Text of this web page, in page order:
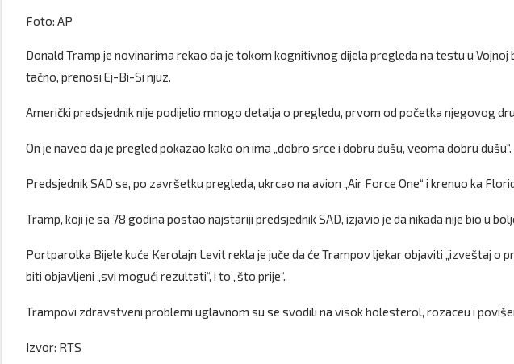
Foto: AP
Donald Tramp je novinarima rekao da je tokom kognitivnog dijela pregleda na testu u Vojnoj
tačno, prenosi Ej-Bi-Si njuz.
Američki predsjednik nije podijelio mnogo detalja o pregledu, prvom od početka njegovog
On je naveo da je pregled pokazao kako on ima „dobro srce i dobru dušu, veoma dobru dušu“.
Predsjednik SAD se, po završetku pregleda, ukrcao na avion „Air Force One“ i krenuo ka
Tramp, koji je sa 78 godina postao najstariji predsjednik SAD, izjavio je da nikada nije bio u
Portparolka Bijele kuće Kerolajn Levit rekla je juče da će Trampov ljekar objaviti „izveštaj o
biti objavljeni „svi mogući rezultati“, i to „što prije“.
Trampovi zdravstveni problemi uglavnom su se svodili na visok holesterol, rozaceu i
Izvor: RTS